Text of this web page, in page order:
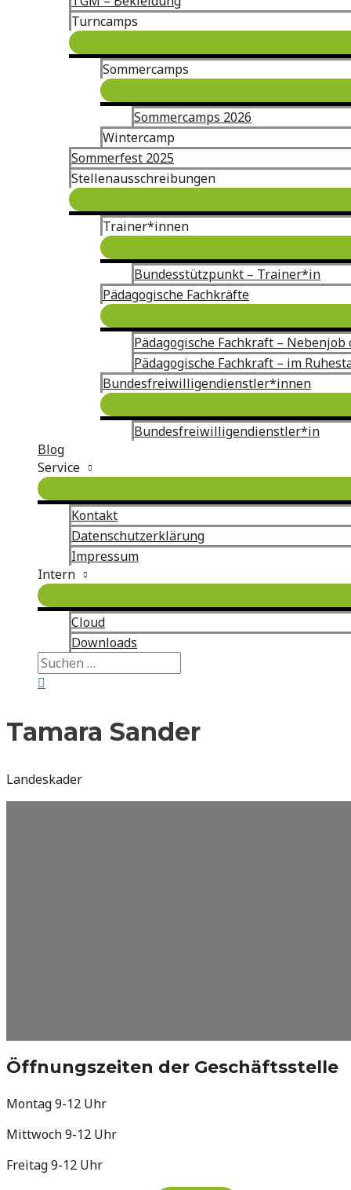
Turncamps
Sommercamps
Sommercamps 2026
Wintercamp
Sommerfest 2025
Stellenausschreibungen
Trainer*innen
Bundesstützpunkt – Trainer*in
Pädagogische Fachkräfte
Pädagogische Fachkraft – Nebenjob
Pädagogische Fachkraft – im
Bundesfreiwilligendienstler*innen
Bundesfreiwilligendienstler*in
Blog
Service
Kontakt
Datenschutzerklärung
Impressum
Intern
Cloud
Downloads
Suchen
nach:
Tamara Sander
Landeskader
Öffnungszeiten der Geschäftsstelle
Montag 9-12 Uhr
Mittwoch 9-12 Uhr
Freitag 9-12 Uhr